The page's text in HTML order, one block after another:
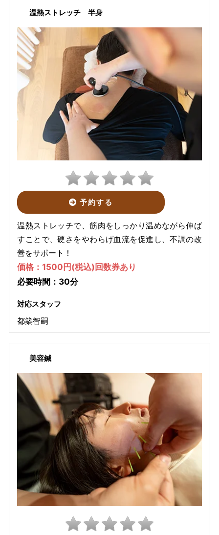
温熱ストレッチ 半身
予約する
温熱ストレッチで、筋肉をしっかり温めながら伸ば
すことで、硬さをやわらげ血流を促進し、不調の改
善をサポート！
価格：1500円(税込)回数券あり
必要時間：30分
対応スタッフ
都築智嗣
美容鍼